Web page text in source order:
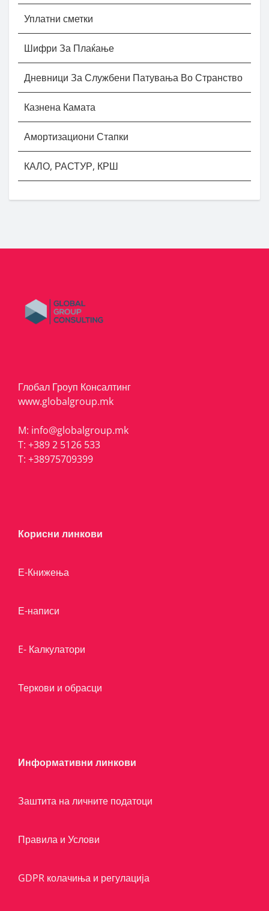
Уплатни сметки
Шифри За Плаќање
Дневници За Службени Патувања Во Странство
Казнена Камата
Амортизациони Стапки
КАЛО, РАСТУР, КРШ
Глобал Гроуп Консалтинг
www.globalgroup.mk
M: info@globalgroup.mk
T: +389 2 5126 533
T: +38975709399
Корисни линкови
Е-Книжења
Е-написи
E- Калкулатори
Теркови и обрасци
Информативни линкови
Заштита на личните податоци
Правила и Услови
GDPR колачиња и регулација